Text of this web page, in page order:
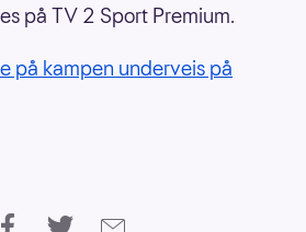
på TV 2 Sport Premium.
på kampen underveis på